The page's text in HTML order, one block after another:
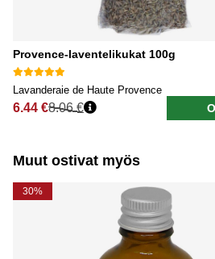
Provence-laventelikukat 100g
Lavanderaie de Haute Provence
6.44 €
Normaali hinta
8.06 €
Muut ostivat myös
30%